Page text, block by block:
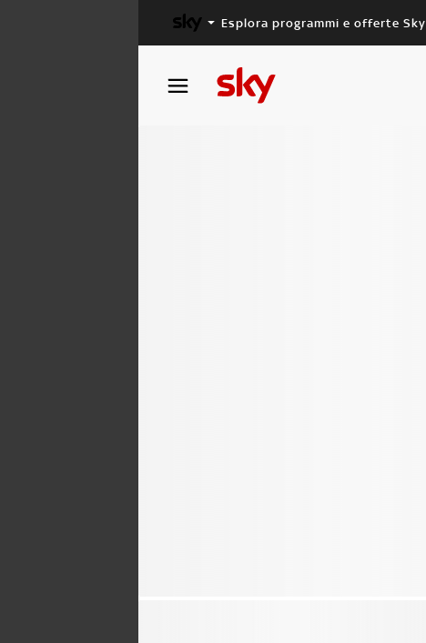
Esplora programmi e offerte Sky